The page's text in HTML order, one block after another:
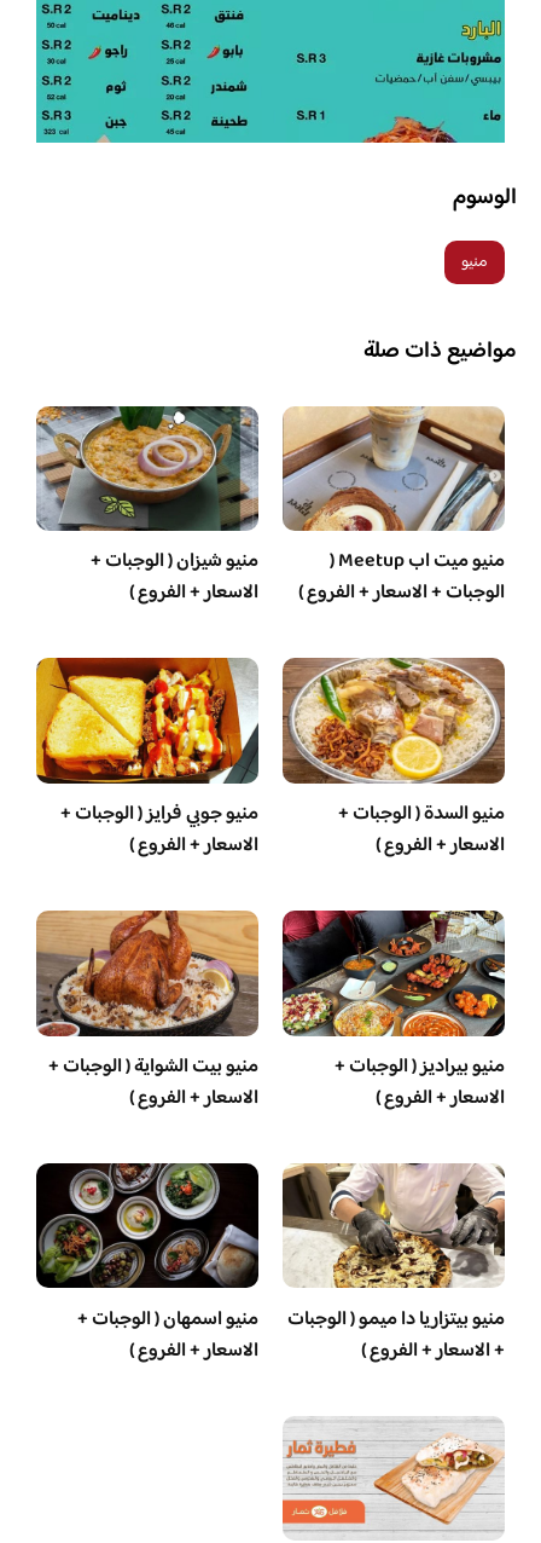
الوسوم
منيو
مواضيع ذات صلة
منيو ميت اب Meetup (
الوجبات + الاسعار + الفروع )
منيو شيزان ( الوجبات +
الاسعار + الفروع )
منيو السدة ( الوجبات +
الاسعار + الفروع )
منيو جوبي فرايز ( الوجبات +
الاسعار + الفروع )
منيو بيراديز ( الوجبات +
الاسعار + الفروع )
منيو بيت الشواية ( الوجبات +
الاسعار + الفروع )
منيو بيتزاريا دا ميمو ( الوجبات
+ الاسعار + الفروع )
منيو اسمهان ( الوجبات +
الاسعار + الفروع )